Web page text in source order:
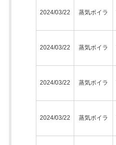
2024/03/22 蒸気ボイラ
2024/03/22 蒸気ボイラ
2024/03/22 蒸気ボイラ
2024/03/22 蒸気ボイラ